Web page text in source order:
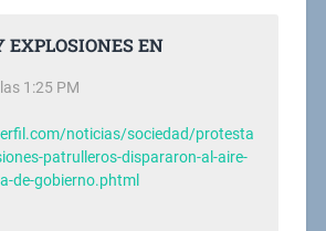
EXPLOSIONES EN
1:25 PM
noticias/sociedad/protesta
patrulleros-dispararon-al-aire-
de-gobierno.phtml